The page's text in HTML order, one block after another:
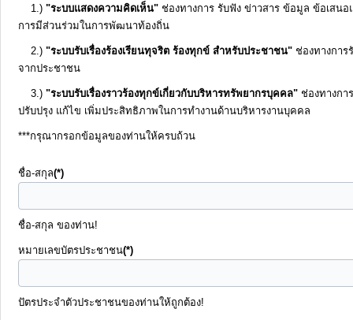
รายงาน
การ
งาน
ข้อมูล
การ
เงิน-
การ
คลัง
1.) "ระบบแสดงความคิดเห็น"ช่องทางการ รับฟัง ข่าวสาร ข้อมูล ข้อเสน
การมีส่วนร่วมในการพัฒนาท้องถิ่น
2.) "ระบบรับเรื่องร้องเรียนทุจริต ร้องทุกข์ สำหรับประชาชน"ช่องทางการ
จากประชาชน
3.) "ระบบรับเรื่องราวร้องทุกข์เกี่ยวกับบริหารทรัพยากรบุคคล"ช่องทางกา
ปรับปรุง แก้ไข เพิ่มประสิทธิภาพในการทำงานด้านบริหารงานบุคคล
***กรุณากรอกข้อมูลของท่านให้ครบถ้วน
ชื่อ-สกุล(*)
ชื่อ-สกุล ของท่าน!
หมายเลขบัตรประชาชน(*)
ปัตรประจำตัวประชาชนของท่านให้ถูกต้อง!